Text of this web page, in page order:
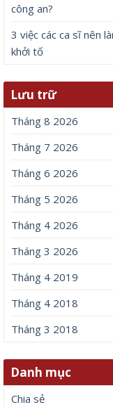
công an?
3 việc các ca sĩ nên
khởi tố
Lưu trữ
Tháng 8 2026
Tháng 7 2026
Tháng 6 2026
Tháng 5 2026
Tháng 4 2026
Tháng 3 2026
Tháng 4 2019
Tháng 4 2018
Tháng 3 2018
Danh mục
Chia sẻ